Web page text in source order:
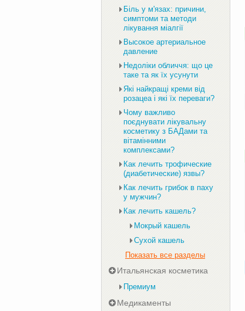
Біль у м'язах: причини,
симптоми та методи
лікування міалгії
Высокое артериальное
давление
Недоліки обличчя: що це
таке та як їх усунути
Які найкращі креми від
розацеа і які їх переваги?
Чому важливо
поєднувати лікувальну
косметику з БАДами та
вітамінними
комплексами?
Как лечить трофические
(диабетические) язвы?
Как лечить грибок в паху
у мужчин?
Как лечить кашель?
Мокрый кашель
Сухой кашель
Показать все разделы
Итальянская косметика
Премиум
Медикаменты